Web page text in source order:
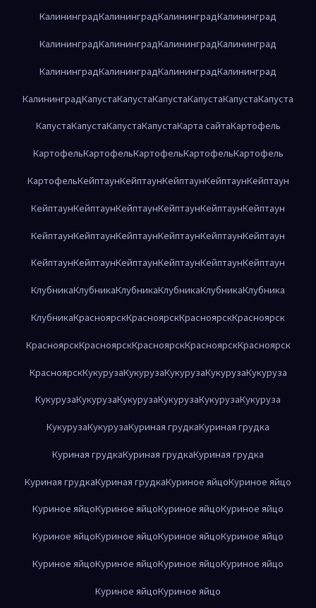
КалининградКалининградКалининградКалининград
КалининградКалининградКалининградКалининград
КалининградКалининградКалининградКалининград
КалининградКапустаКапустаКапустаКапустаКапустаКапуста
КапустаКапустаКапустаКапустаКарта сайтаКартофель
КартофельКартофельКартофельКартофельКартофель
КартофельКейптаунКейптаунКейптаунКейптаунКейптаун
КейптаунКейптаунКейптаунКейптаунКейптаунКейптаун
КейптаунКейптаунКейптаунКейптаунКейптаунКейптаун
КейптаунКейптаунКейптаунКейптаунКейптаунКейптаун
КлубникаКлубникаКлубникаКлубникаКлубникаКлубника
КлубникаКрасноярскКрасноярскКрасноярскКрасноярск
КрасноярскКрасноярскКрасноярскКрасноярскКрасноярск
КрасноярскКукурузаКукурузаКукурузаКукурузаКукуруза
КукурузаКукурузаКукурузаКукурузаКукурузаКукуруза
КукурузаКукурузаКуриная грудкаКуриная грудка
Куриная грудкаКуриная грудкаКуриная грудка
Куриная грудкаКуриная грудкаКуриное яйцоКуриное яйцо
Куриное яйцоКуриное яйцоКуриное яйцоКуриное яйцо
Куриное яйцоКуриное яйцоКуриное яйцоКуриное яйцо
Куриное яйцоКуриное яйцоКуриное яйцоКуриное яйцо
Куриное яйцоКуриное яйцо